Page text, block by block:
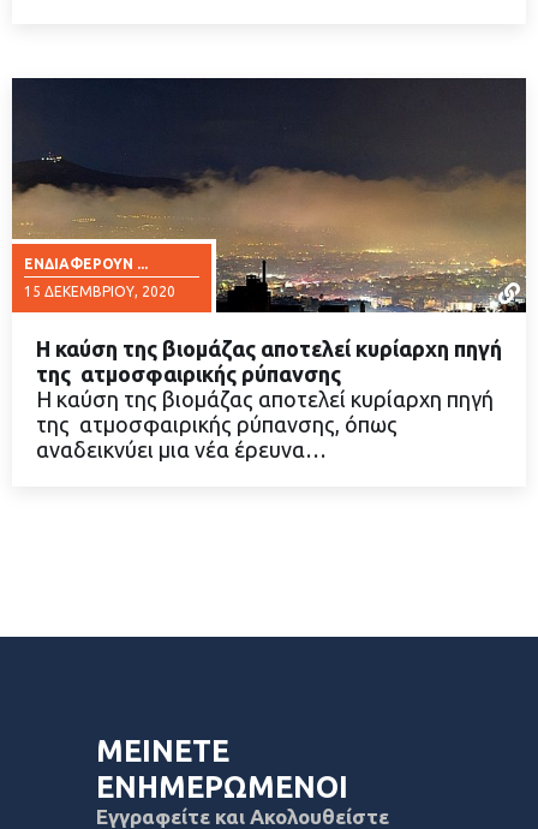
ΕΝΔΙΑΦΈΡΟΥΝ ...
15 ΔΕΚΕΜΒΡΊΟΥ, 2020
ΔΙΑΒΑΣΤΕ ΠΕΡΙΣΣΟΤΕΡΑ
Η καύση της βιομάζας αποτελεί κυρίαρχη πηγή
της ατμοσφαιρικής ρύπανσης
Η καύση της βιομάζας αποτελεί κυρίαρχη πηγή
της ατμοσφαιρικής ρύπανσης, όπως
αναδεικνύει μια νέα έρευνα…
ΜΕΙΝΕΤΕ
ΕΝΗΜΕΡΩΜΕΝΟΙ
Εγγραφείτε και Ακολουθείστε